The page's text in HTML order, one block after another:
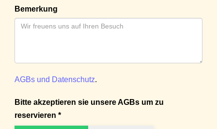
Bemerkung
AGBs und Datenschutz.
Bitte akzeptieren sie unsere AGBs um zu
reservieren *